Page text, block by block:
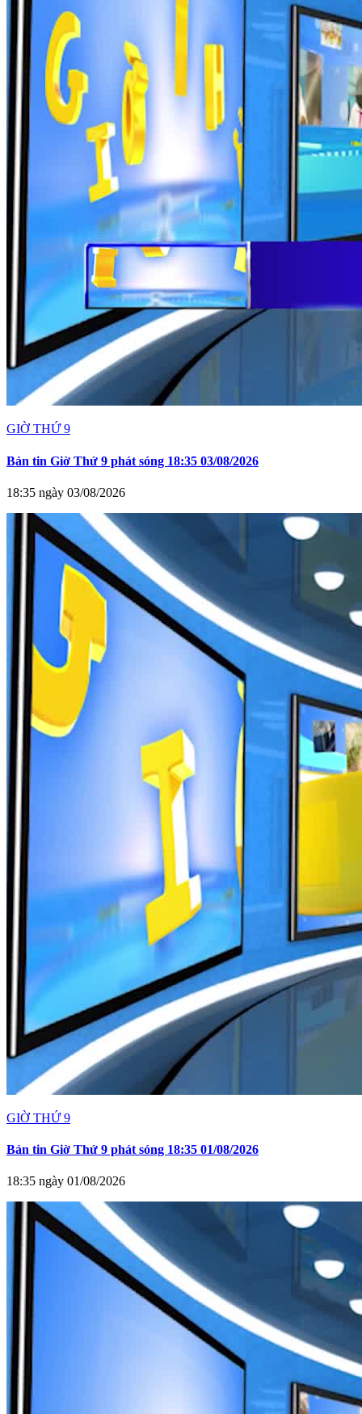
GIỜ THỨ 9
Bản tin Giờ Thứ 9 phát sóng 18:35 03/08/2026
18:35 ngày 03/08/2026
GIỜ THỨ 9
Bản tin Giờ Thứ 9 phát sóng 18:35 01/08/2026
18:35 ngày 01/08/2026